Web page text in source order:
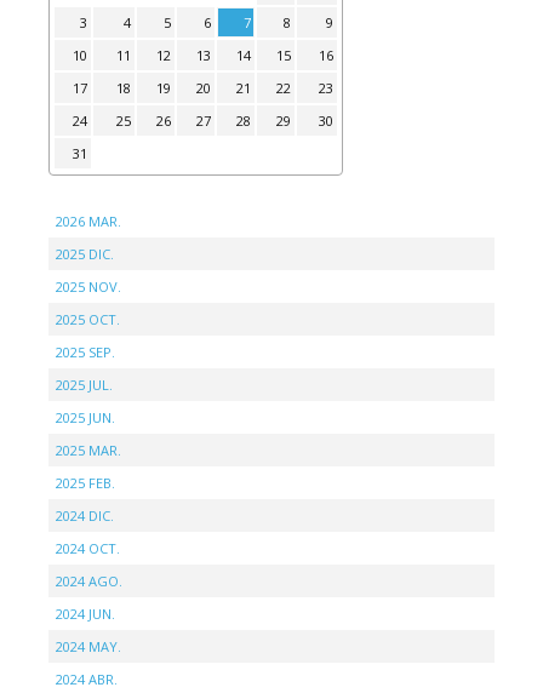
3
4 5 6 7 8
9
10
11 12 13 14 15
16
17
18 19 20 21 22
23
24
25 26 27 28 29
30
31
2026 MAR.
2025 DIC.
2025 NOV.
2025 OCT.
2025 SEP.
2025 JUL.
2025 JUN.
2025 MAR.
2025 FEB.
2024 DIC.
2024 OCT.
2024 AGO.
2024 JUN.
2024 MAY.
2024 ABR.